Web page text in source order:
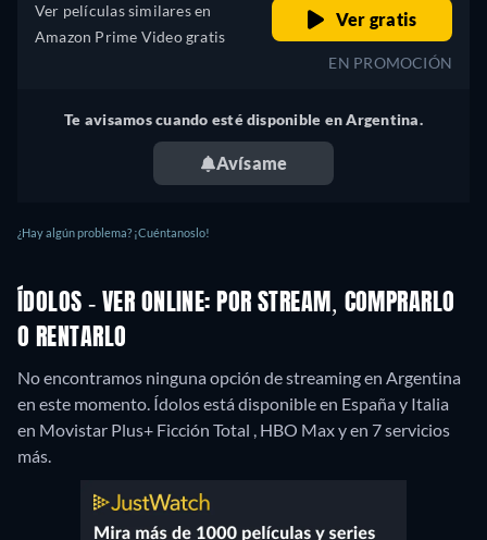
Ver películas similares en
Amazon Prime Video gratis
Ver gratis
EN PROMOCIÓN
Te avisamos cuando esté disponible en Argentina.
Avísame
¿Hay algún problema? ¡Cuéntanoslo!
ÍDOLOS - VER ONLINE: POR STREAM, COMPRARLO
O RENTARLO
No encontramos ninguna opción de streaming en Argentina
en este momento. Ídolos está disponible en España y Italia
en Movistar Plus+ Ficción Total , HBO Max y en 7 servicios
más.